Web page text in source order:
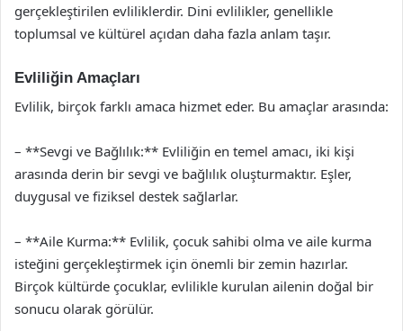
gerçekleştirilen evliliklerdir. Dini evlilikler, genellikle
toplumsal ve kültürel açıdan daha fazla anlam taşır.
Evliliğin Amaçları
Evlilik, birçok farklı amaca hizmet eder. Bu amaçlar arasında:
– **Sevgi ve Bağlılık:** Evliliğin en temel amacı, iki kişi
arasında derin bir sevgi ve bağlılık oluşturmaktır. Eşler,
duygusal ve fiziksel destek sağlarlar.
– **Aile Kurma:** Evlilik, çocuk sahibi olma ve aile kurma
isteğini gerçekleştirmek için önemli bir zemin hazırlar.
Birçok kültürde çocuklar, evlilikle kurulan ailenin doğal bir
sonucu olarak görülür.